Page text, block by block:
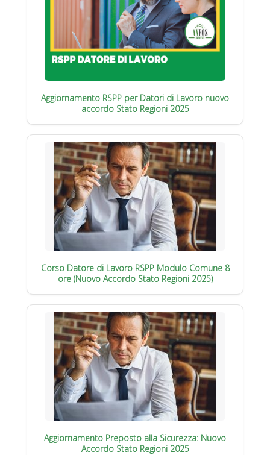
Aggiornamento RSPP per Datori di Lavoro nuovo
accordo Stato Regioni 2025
Corso Datore di Lavoro RSPP Modulo Comune 8
ore (Nuovo Accordo Stato Regioni 2025)
Aggiornamento Preposto alla Sicurezza: Nuovo
Accordo Stato Regioni 2025